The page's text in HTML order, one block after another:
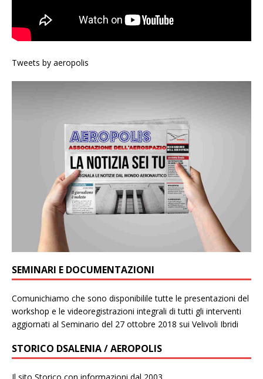
Tweets by aeropolis
SEMINARI E DOCUMENTAZIONI
Comunichiamo che sono disponibilile tutte le presentazioni del
workshop e le videoregistrazioni integrali di tutti gli interventi
aggiornati al Seminario del 27 ottobre 2018 sui Velivoli Ibridi
STORICO DSALENIA / AEROPOLIS